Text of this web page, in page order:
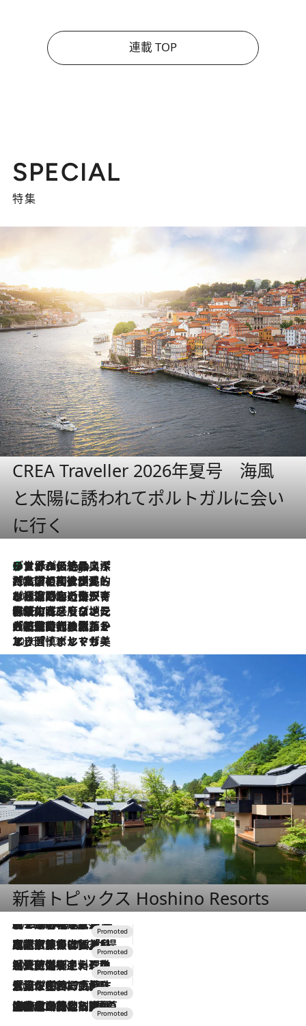
連載 TOP
SPECIAL
特集
CREA Traveller 2026年夏号 海風
と太陽に誘われてポルトガルに会い
に行く
4 Hours Ago
リスボンの絶品スイーツ「パステル・デ・ナタ」とは？ポルトガル伝統の奥深い世界へ
2026.7.27
「私の祖国はポルトガル語です」国民的詩人フェルナンド・ペソアと、彼が愛した文学の街を歩く
2026.7.26
ポルトガル近海が育む極上の海の幸。キリリと冷えた白ワインと愉しむ、シーフード専門店の贅沢
2026.7.22
伝統の味をモダンに昇華。高感度な地元客が集う、リスボンの最旬ガストロノミー
2026.7.21
大航海時代の栄華から、震災、独裁、そして革命へ。ポルトガル・首都リスボンの石畳に刻まれた「歴史の光と影」
2026.7.13
エッセイ・ヤマザキマリ「慎ましくも美しき国 ポルトガル」
新着トピックス Hoshino Resorts
2026.8.7
【トンボの足水浴】ヒノキの香りに包まれて涼感マックス！約13℃の湧水かけ流しを避暑地「星野温泉 トンボの湯」で体験
2026.7.31
【ホテル帰省】という選択肢をOMOが提案。家族とほどよい距離を保つには「昼は実家、夜は気兼ねなくホテルで！」
2026.7.24
【夏限定ディナーコース】旬を迎える稚鮎や花ズッキーニなどをイタリア・トスカーナの郷土料理の手法で満喫！
2026.7.17
「土佐和ハーブかき氷」がOMO7高知に登場！生姜、山椒、大葉など目にも舌にも涼を呼ぶ郷土の味
2026.7.10
NEW OPEN！【界 草津】名湯の地に誕生。趣の異なる2種の温泉と上州ならではの会席・蕎麦割烹など美食を味わう究極の癒やし旅